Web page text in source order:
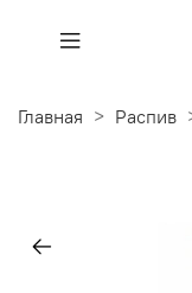
Главная Распив